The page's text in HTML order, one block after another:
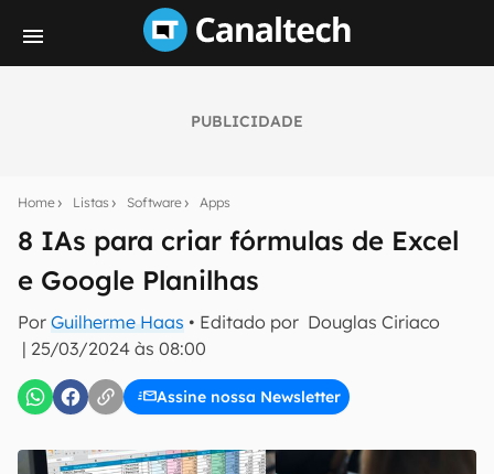
PUBLICIDADE
Home Listas Software Apps
8 IAs para criar fórmulas de Excel
e Google Planilhas
Por Guilherme Haas • Editado por Douglas Ciriaco
| 25/03/2024 às 08:00
Assine nossa Newsletter
notícias e reviews sobre tecnologia em primeira
mão.
E-mail
Uso e Política de Privacidade do Canaltech.